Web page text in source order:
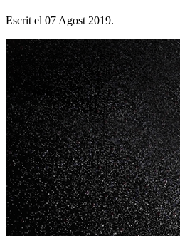
Escrit el 07 Agost 2019.